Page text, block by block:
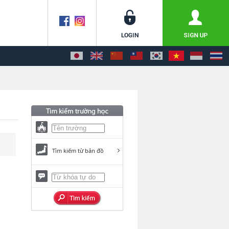
Tìm kiếm từ bản đồ